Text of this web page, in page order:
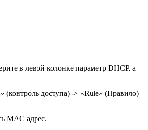
в левой колонке параметр DHCP, а
(контроль доступа) -> «Rule» (Правило)
MAC адрес.